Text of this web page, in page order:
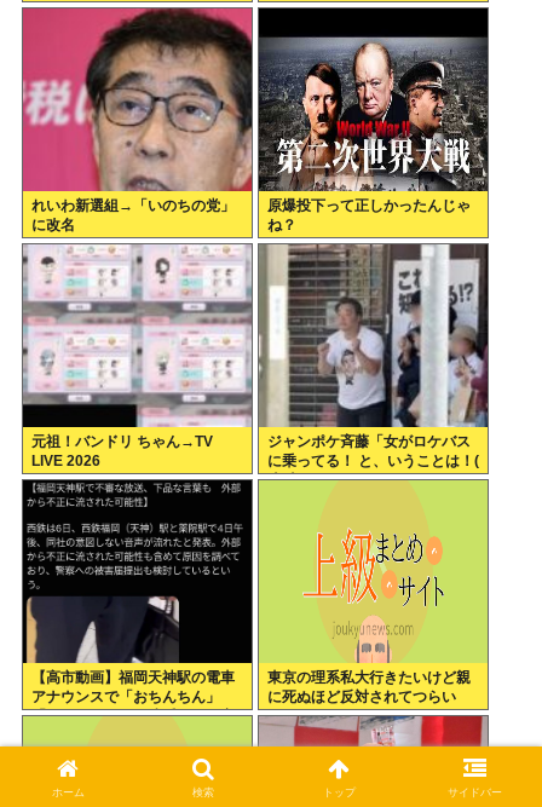
れいわ新選組→「いのちの党」
に改名
原爆投下って正しかったんじゃ
ね？
元祖！バンドリ ちゃん→TV
LIVE 2026
ジャンポケ斉藤「女がロケバス
に乗ってる！ と、いうことは！(
*ﾟ∀ﾟ)=3ムッハー」 ボロン。
【高市動画】福岡天神駅の電車
アナウンスで「おちんちん」
「ちんぽ」などと連呼する不審
東京の理系私大行きたいけど親
に死ぬほど反対されてつらい
ホーム 検索 トップ サイドバー